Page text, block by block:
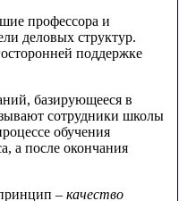
профессора и
деловых структур.
поддержке
базирующееся в
сотрудники школы
обучения
а после окончания
– качество